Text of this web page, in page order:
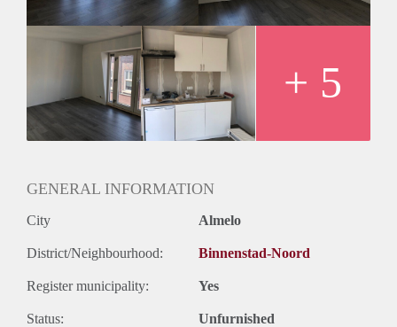
- Minimale huurperiode 12 maanden
- Wasmachine en wasdroger aanwezig voor gezamenlijk
Geïnteresseerd? Schrijf u in op www.verhuurpro.nl en stuur
een mail naar almelo@verhuurpro.nl.
Deze advertentie op internet en op Facebook is slechts ter
informatie en dus geheel vrijblijvend. Aan eventuele
onjuistheden kunnen geen rechten worden ontleend.
+ 5
GENERAL INFORMATION
City Almelo
District/Neighbourhood: Binnenstad-Noord
Register municipality: Yes
Status: Unfurnished